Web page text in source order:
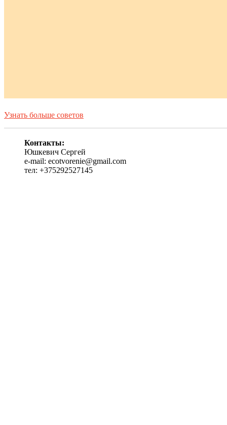
Узнать больше советов
Контакты:
Юшкевич Сергей
e-mail: ecotvorenie@gmail.com
тел: +375292527145